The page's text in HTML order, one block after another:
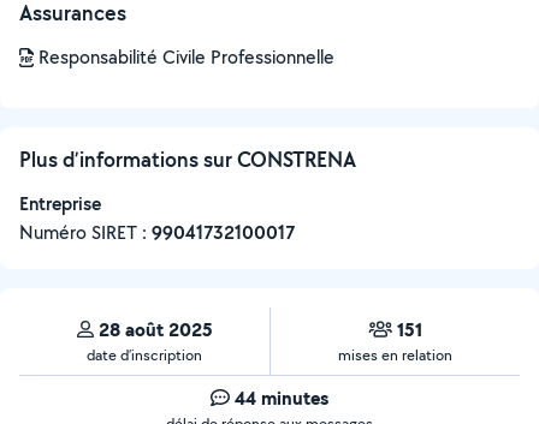
Assurances
Responsabilité Civile Professionnelle
Plus d’informations sur CONSTRENA
Entreprise
Numéro SIRET : ‍99041732100017
28 août 2025
date d’inscription
151
mises en relation
44 minutes